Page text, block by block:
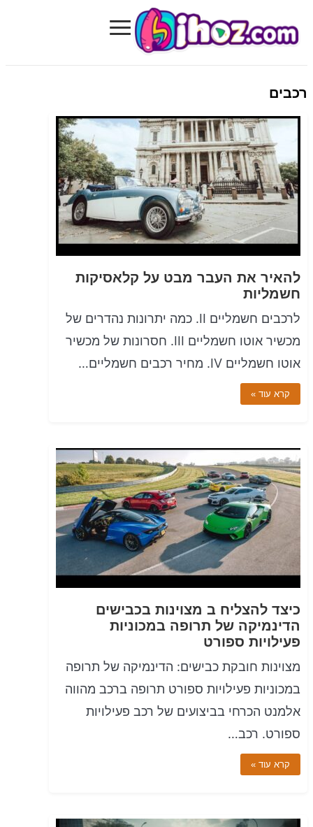
Bihoz.com
≡
רכבים
להאיר את העבר מבט על קלאסיקות
חשמליות
לרכבים חשמליים II. כמה יתרונות נהדרים של
מכשיר אוטו חשמליים III. חסרונות של מכשיר
אוטו חשמליים IV. מחיר רכבים חשמליים…
קרא עוד »
כיצד להצליח ב מצוינות בכבישים
הדינמיקה של תרופה במכוניות
פעילויות ספורט
מצוינות חובקת כבישים: הדינמיקה של תרופה
במכוניות פעילויות ספורט תרופה ברכב מהווה
אלמנט הכרחי בביצועים של רכב פעילויות
ספורט. רכב…
קרא עוד »